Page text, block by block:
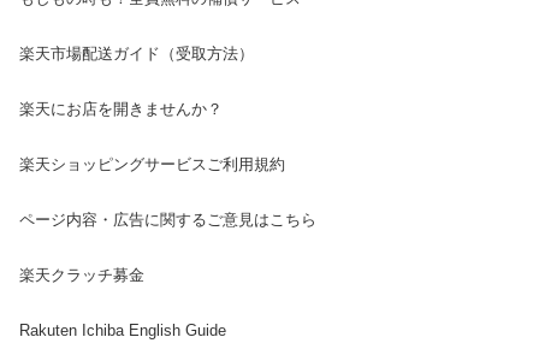
楽天市場配送ガイド（受取方法）
楽天にお店を開きませんか？
楽天ショッピングサービスご利用規約
ページ内容・広告に関するご意見はこちら
楽天クラッチ募金
Rakuten Ichiba English Guide